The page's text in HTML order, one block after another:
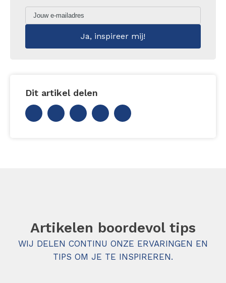
Dit artikel delen
Artikelen boordevol tips
WIJ DELEN CONTINU ONZE ERVARINGEN EN
TIPS OM JE TE INSPIREREN.